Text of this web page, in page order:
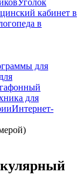
кабинет в
в
для
для
Интернет-